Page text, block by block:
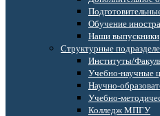
Обучение
Наши выпускники
Структурные
Институты/
Учебно-научные
Научно-
Учебно-
Колледж МПГУ